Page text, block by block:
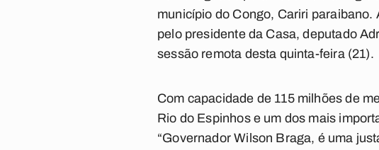
município do Congo, Cariri paraibano.
pelo presidente da Casa, deputado
sessão remota desta quinta-feira (21).
Com capacidade de 115 milhões de
Rio do Espinhos e um dos mais
“Governador Wilson Braga, é uma